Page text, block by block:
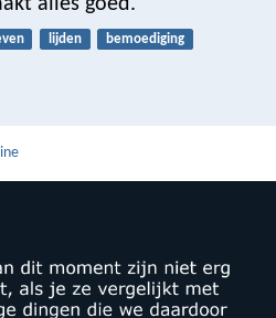
lijden
bemoediging